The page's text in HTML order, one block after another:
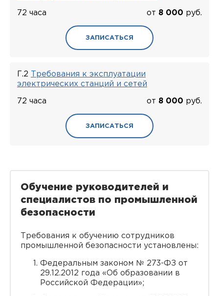
72 часа от 8 000 руб.
ЗАПИСАТЬСЯ
Г.2
Требования к эксплуатации
электрических станций и сетей
72 часа от 8 000 руб.
ЗАПИСАТЬСЯ
Обучение руководителей и
специалистов по промышленной
безопасности
Требования к обучению сотрудников
промышленной безопасности установлены:
Федеральным законом № 273-ФЗ от
29.12.2012 года «Об образовании в
Российской Федерации»;